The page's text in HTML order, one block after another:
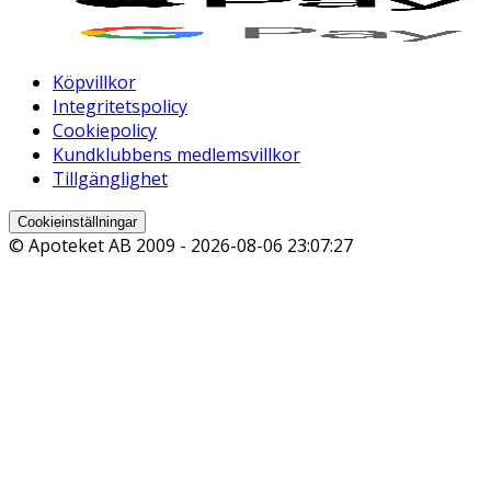
Köpvillkor
Integritetspolicy
Cookiepolicy
Kundklubbens medlemsvillkor
Tillgänglighet
Cookieinställningar
© Apoteket AB 2009 - 2026-08-06 23:07:27